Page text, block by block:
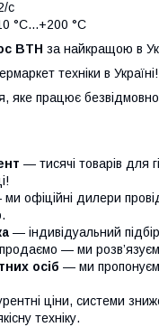
с
°C...+200 °C
BTH за найкращою в
техніки в Україні!
яке працює
— тисячі товарів для
офіційні дилери
— індивідуальний
— ми
осіб — ми
ціни, системи
техніку.